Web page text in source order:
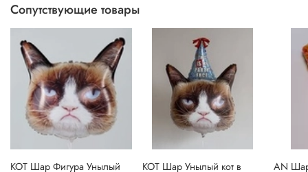
Сопутствующие товары
КОТ Шар Фигура Унылый
КОТ Шар Унылый кот в
AN